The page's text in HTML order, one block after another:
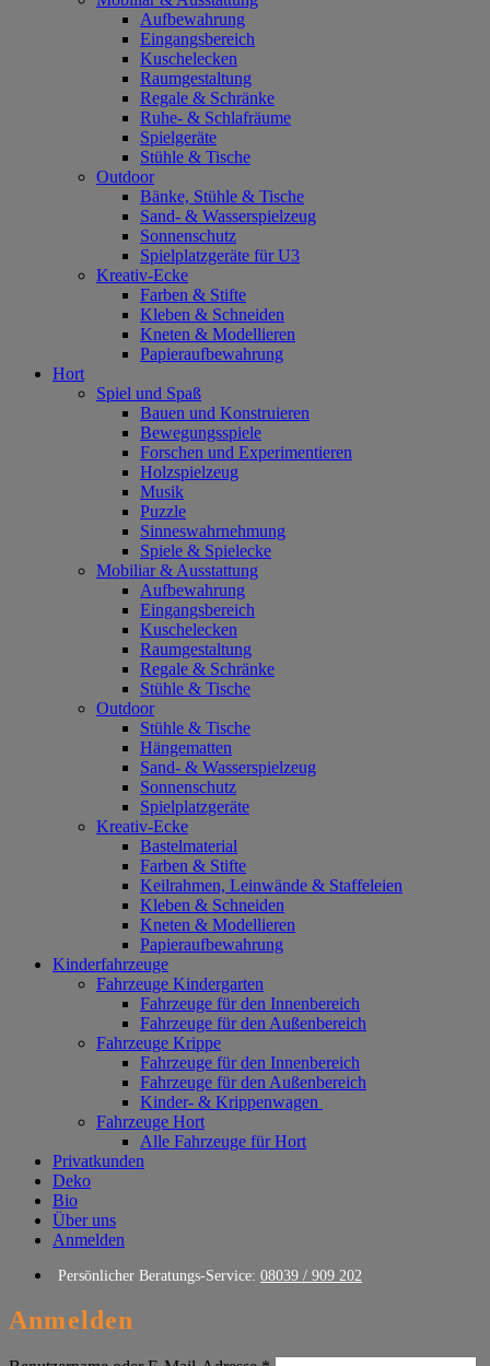
Aufbewahrung
Eingangsbereich
Kuschelecken
Raumgestaltung
Regale & Schränke
Ruhe- & Schlafräume
Spielgeräte
Stühle & Tische
Outdoor
Bänke, Stühle & Tische
Sand- & Wasserspielzeug
Sonnenschutz
Spielplatzgeräte für U3
Kreativ-Ecke
Farben & Stifte
Kleben & Schneiden
Kneten & Modellieren
Papieraufbewahrung
Hort
Spiel und Spaß
Bauen und Konstruieren
Bewegungsspiele
Forschen und Experimentieren
Holzspielzeug
Musik
Puzzle
Sinneswahrnehmung
Spiele & Spielecke
Mobiliar & Ausstattung
Aufbewahrung
Eingangsbereich
Kuschelecken
Raumgestaltung
Regale & Schränke
Stühle & Tische
Outdoor
Stühle & Tische
Hängematten
Sand- & Wasserspielzeug
Sonnenschutz
Spielplatzgeräte
Kreativ-Ecke
Bastelmaterial
Farben & Stifte
Keilrahmen, Leinwände & Staffeleien
Kleben & Schneiden
Kneten & Modellieren
Papieraufbewahrung
Kinderfahrzeuge
Fahrzeuge Kindergarten
Fahrzeuge für den Innenbereich
Fahrzeuge für den Außenbereich
Fahrzeuge Krippe
Fahrzeuge für den Innenbereich
Fahrzeuge für den Außenbereich
Kinder- & Krippenwagen
Fahrzeuge Hort
Alle Fahrzeuge für Hort
Privatkunden
Deko
Bio
Über uns
Anmelden
Persönlicher Beratungs-Service: 08039 / 909 202
Anmelden